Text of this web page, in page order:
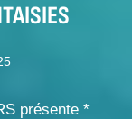
présente *